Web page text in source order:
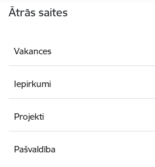
Ātrās saites
Vakances
Iepirkumi
Projekti
Pašvaldība